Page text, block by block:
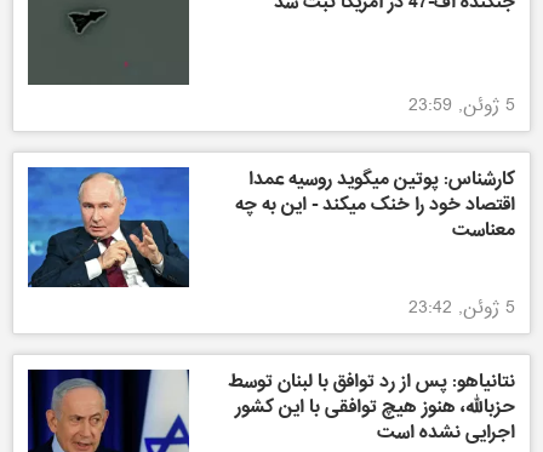
5 ژوئن, 23:59
کارشناس: پوتین میگوید روسیه عمدا
اقتصاد خود را خنک میکند - این به چه
معناست
5 ژوئن, 23:42
نتانیاهو: پس از رد توافق با لبنان توسط
حزبالله، هنوز هیچ توافقی با این کشور
اجرایی نشده است